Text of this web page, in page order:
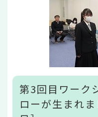
第3回目ワーク
ローが生まれ